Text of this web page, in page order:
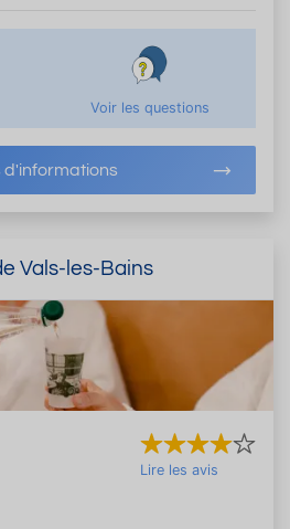
Voir les questions
d'informations
Vals-les-Bains
Lire les avis